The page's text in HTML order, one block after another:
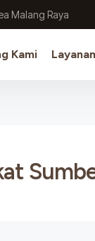
Malang Raya
Kami Layanan